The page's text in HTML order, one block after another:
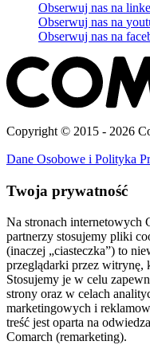
Obserwuj nas na
Obserwuj nas na
Obserwuj nas na
Copyright © 2015 - 2026
Dane Osobowe i Polityka
Twoja prywatność
Na stronach internetowych
partnerzy stosujemy pliki
(inaczej „ciasteczka”) to
przeglądarki przez witrynę,
Stosujemy je w celu
strony oraz w celach
marketingowych i
treść jest oparta na
Comarch (remarketing).